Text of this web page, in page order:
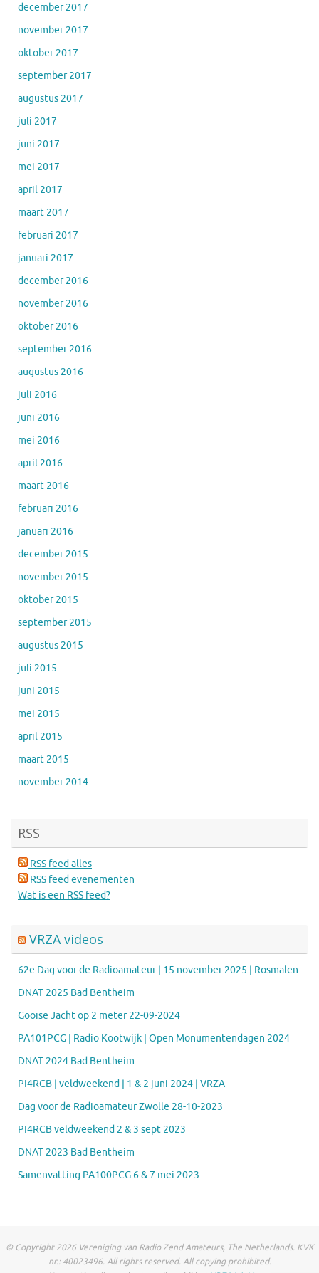
december 2017
november 2017
oktober 2017
september 2017
augustus 2017
juli 2017
juni 2017
mei 2017
april 2017
maart 2017
februari 2017
januari 2017
december 2016
november 2016
oktober 2016
september 2016
augustus 2016
juli 2016
juni 2016
mei 2016
april 2016
maart 2016
februari 2016
januari 2016
december 2015
november 2015
oktober 2015
september 2015
augustus 2015
juli 2015
juni 2015
mei 2015
april 2015
maart 2015
november 2014
RSS
RSS feed alles
RSS feed evenementen
Wat is een RSS feed?
VRZA videos
62e Dag voor de Radioamateur | 15 november 2025 | Rosmalen
DNAT 2025 Bad Bentheim
Gooise Jacht op 2 meter 22-09-2024
PA101PCG | Radio Kootwijk | Open Monumentendagen 2024
DNAT 2024 Bad Bentheim
PI4RCB | veldweekend | 1 & 2 juni 2024 | VRZA
Dag voor de Radioamateur Zwolle 28-10-2023
PI4RCB veldweekend 2 & 3 sept 2023
DNAT 2023 Bad Bentheim
Samenvatting PA100PCG 6 & 7 mei 2023
© Copyright 2026 Vereniging van Radio Zend Amateurs, The Netherlands. KVK
nr.: 40023496. All rights reserved. All copying prohibited.